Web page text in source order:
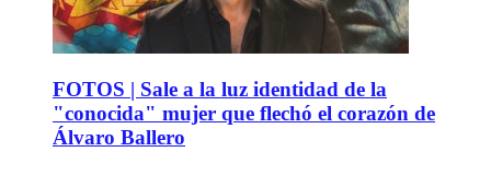
FOTOS | Sale a la luz identidad de la
"conocida" mujer que flechó el corazón de
Álvaro Ballero